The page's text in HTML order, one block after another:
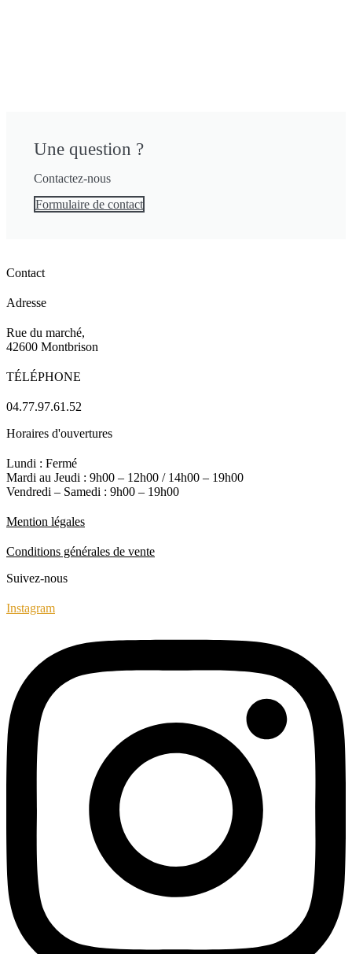
Une question ?
Contactez-nous
Formulaire de contact
Contact
Adresse
Rue du marché,
42600 Montbrison
TÉLÉPHONE
04.77.97.61.52
Horaires d'ouvertures
Lundi : Fermé
Mardi au Jeudi : 9h00 – 12h00 / 14h00 – 19h00
Vendredi – Samedi : 9h00 – 19h00
Mention légales
Conditions générales de vente
Suivez-nous
Instagram